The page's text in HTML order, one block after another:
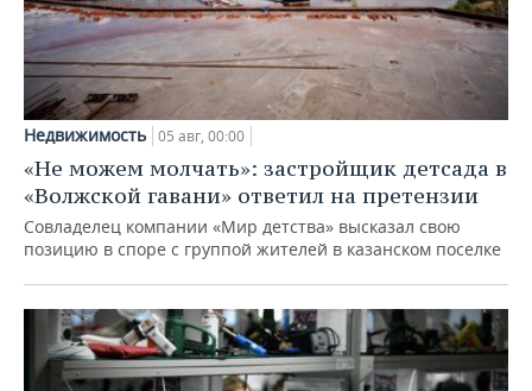
Недвижимость 05 авг, 00:00
«Не можем молчать»: застройщик детсада в
«Волжской гавани» ответил на претензии
Совладелец компании «Мир детства» высказал свою
позицию в споре с группой жителей в казанском поселке